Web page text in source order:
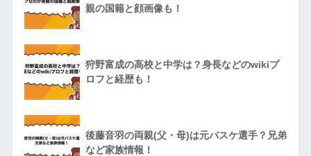
親の国籍と顔画像も！
狩野富成の高校と中学は？身長などのwikiプ
ロフと経歴も！
後藤音羽の両親(父・母)は元バスケ選手？兄弟
など家族情報！